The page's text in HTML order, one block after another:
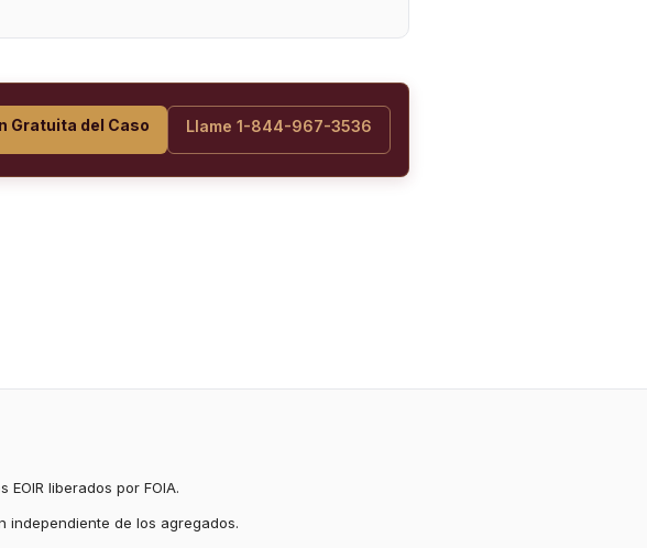
Gratuita del Caso Llame 1-844-967-3536
EOIR liberados por FOIA.
independiente de los agregados.